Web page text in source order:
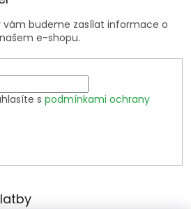
budeme zasílat informace o
e-shopu.
s podmínkami ochrany